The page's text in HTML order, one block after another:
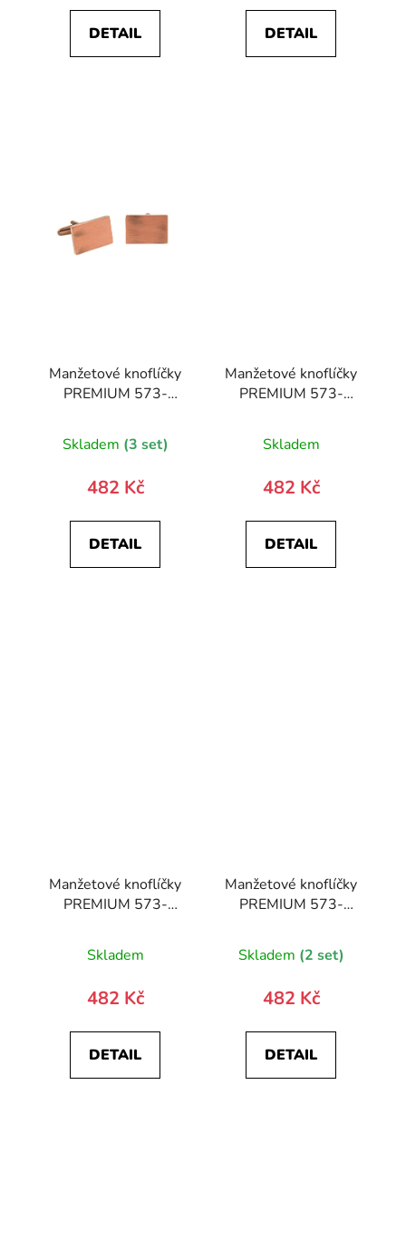
DETAIL DETAIL
Manžetové knoflíčky
PREMIUM 573-
Skladem (3 set)
482 Kč
DETAIL
Manžetové knoflíčky
PREMIUM 573-
Skladem
482 Kč
DETAIL
Manžetové knoflíčky
PREMIUM 573-
Skladem
482 Kč
DETAIL
Manžetové knoflíčky
PREMIUM 573-
Skladem (2 set)
482 Kč
DETAIL